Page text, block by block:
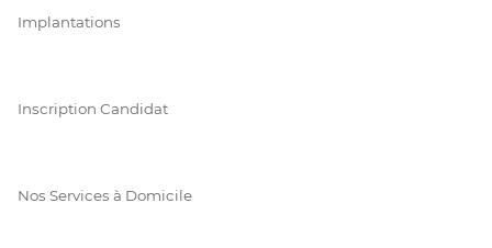
Implantations
Inscription Candidat
Nos Services à Domicile